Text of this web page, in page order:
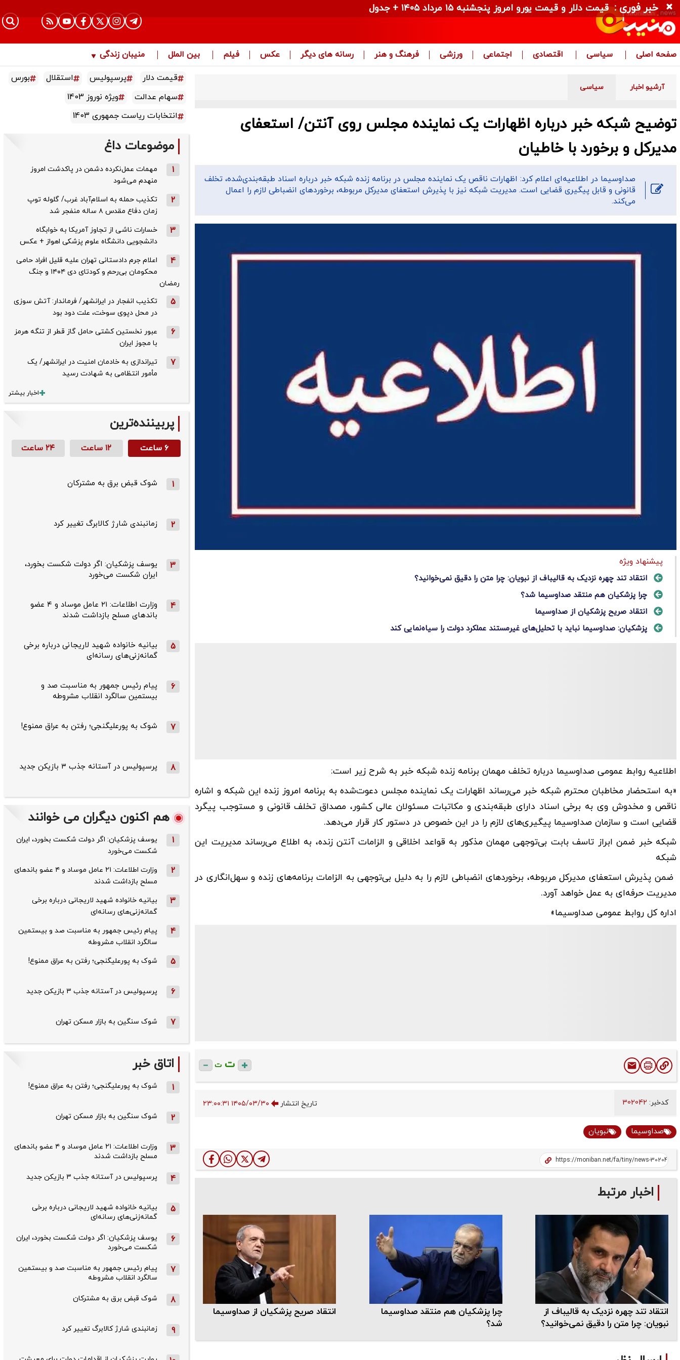
صفحه اصلی سیاسی اقتصادی اجتماعی ورزشی فرهنگ و هنر رسانه های دیگر عکس فیلم بین الملل منیبان زندگی
آرشیو اخبار سیاسی
توضیح شبکه خبر درباره اظهارات یک نماینده مجلس روی آنتن/ استعفای
مدیرکل و برخورد با خاطیان
صداوسیما در اطلاعیه‌ای اعلام کرد: اظهارات ناقص یک نماینده مجلس در برنامه زنده شبکه خبر درباره اسناد طبقه‌بندی‌شده، تخلف
قانونی و قابل پیگیری قضایی است. مدیریت شبکه نیز با پذیرش استعفای مدیرکل مربوطه، برخوردهای انضباطی لازم را اعمال
می‌کند.
پیشنهاد ویژه
انتقاد تند چهره نزدیک به قالیباف از نبویان: چرا متن را دقیق نمی‌خوانید؟
چرا پزشکیان هم منتقد صداوسیما شد؟
انتقاد صریح پزشکیان از صداوسیما
پزشکیان: صداوسیما نباید با تحلیل‌های غیرمستند عملکرد دولت را سیاه‌نمایی کند
اطلاعیه روابط عمومی صداوسیما درباره تخلف مهمان برنامه زنده شبکه خبر به شرح زیر است:
«به استحضار مخاطبان محترم شبکه خبر می‌رساند اظهارات یک نماینده مجلس دعوت‌شده به برنامه امروز زنده این شبکه و اشاره
ناقص و مخدوش وی به برخی اسناد دارای طبقه‌بندی و مکاتبات مسئولان عالی کشور، مصداق تخلف قانونی و مستوجب پیگرد
قضایی است و سازمان صداوسیما پیگیری‌های لازم را در این خصوص در دستور کار قرار می‌دهد.
شبکه خبر ضمن ابراز تاسف بابت بی‌توجهی مهمان مذکور به قواعد اخلاقی و الزامات آنتن زنده، به اطلاع می‌رساند مدیریت این
شبکه
ضمن پذیرش استعفای مدیرکل مربوطه، برخوردهای انضباطی لازم را به دلیل بی‌توجهی به الزامات برنامه‌های زنده و سهل‌انگاری در
مدیریت حرفه‌ای به عمل خواهد آورد.
اداره کل روابط عمومی صداوسیما»
ت ت
کدخبر: تاریخ انتشار ۱۴۰۵/۰۳/۳۰ ۲۳:۰۰:۳۱
صداوسیما نبویان
اخبار مرتبط
انتقاد تند چهره نزدیک به قالیباف از
نبویان: چرا متن را دقیق نمی‌خوانید؟
چرا پزشکیان هم منتقد صداوسیما
شد؟
انتقاد صریح پزشکیان از صداوسیما
قیمت دلار پرسپولیس استقلال
بورس
سهام عدالت
ویژه نوروز 1403
انتخابات ریاست جمهوری 1403
موضوعات داغ
1
مهمات عمل‌نکرده دشمن در پاکدشت امروز
منهدم می‌شود
2
تکذیب حمله به اسلام‌آباد غرب/ گلوله توپ
زمان دفاع مقدس ۸ ساله منفجر شد
3
خسارات ناشی از تجاوز آمریکا به خوابگاه
دانشجویی دانشگاه علوم پزشکی اهواز + عکس
4
اعلام جرم دادستانی تهران علیه قلیل افراد حامی
محکومان بی‌رحم و کودتای دی‌ ۱۴۰۴ و جنگ
رمضان
5
تکذیب ‌انفجار در ایرانشهر/ فرماندار: آتش سوزی
در محل دپوی سوخت، علت دود بود
6
عبور نخستین کشتی حامل گاز قطر از تنگه هرمز
با مجوز ایران
7
تیراندازی به خادمان امنیت در ایرانشهر/ یک
مأمور انتظامی به شهادت رسید
اخبار بیشتر
پربیننده‌ترین
۶ ساعت ۱۲ ساعت ۲۴ ساعت
1 شوک قبض برق به مشترکان
2 زمانبندی شارژ کالابرگ تغییر کرد
3
یوسف پزشکیان: اگر دولت شکست بخورد،
ایران شکست می‌خورد
4
وزارت اطلاعات: ۲۱ عامل موساد و ۴ عضو
باندهای مسلح بازداشت شدند
5
بیانیه خانواده شهید لاریجانی درباره برخی
گمانه‌زنی‌های رسانه‌ای
6
پیام رئیس جمهور به مناسبت صد و
بیستمین سالگرد انقلاب مشروطه
7 شوک به پورعلیگنجی؛ رفتن به عراق ممنوع!
8 پرسپولیس در آستانه جذب ۳ بازیکن جدید
هم اکنون دیگران می خوانند
1
یوسف پزشکیان: اگر دولت شکست بخورد، ایران
شکست می‌خورد
2
وزارت اطلاعات: ۲۱ عامل موساد و ۴ عضو باندهای
مسلح بازداشت شدند
3
بیانیه خانواده شهید لاریجانی درباره برخی
گمانه‌زنی‌های رسانه‌ای
4
پیام رئیس جمهور به مناسبت صد و بیستمین
سالگرد انقلاب مشروطه
5 شوک به پورعلیگنجی؛ رفتن به عراق ممنوع!
6 پرسپولیس در آستانه جذب ۳ بازیکن جدید
7 شوک سنگین به بازار مسکن تهران
اتاق خبر
1 شوک به پورعلیگنجی؛ رفتن به عراق ممنوع!
2 شوک سنگین به بازار مسکن تهران
3
وزارت اطلاعات: ۲۱ عامل موساد و ۴ عضو باندهای
مسلح بازداشت شدند
4 پرسپولیس در آستانه جذب ۳ بازیکن جدید
5
بیانیه خانواده شهید لاریجانی درباره برخی
گمانه‌زنی‌های رسانه‌ای
6
یوسف پزشکیان: اگر دولت شکست بخورد، ایران
شکست می‌خورد
7
پیام رئیس جمهور به مناسبت صد و بیستمین
سالگرد انقلاب مشروطه
8 شوک قبض برق به مشترکان
9 زمانبندی شارژ کالابرگ تغییر کرد
خبر فوری : قیمت دلار و قیمت یورو امروز پنجشنبه ۱۵ مرداد ۱۴۰۵ + جدول